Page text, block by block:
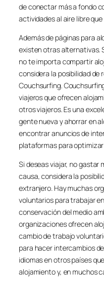
de conectar más a fondo
actividades al aire libre
Además de páginas para
existen otras alternativas.
no te importa compartir
considera la posibilidad de
Couchsurfing.
viajeros que ofrecen
otros viajeros. Es una
gente nueva y ahorrar en
encontrar anuncios de
plataformas para
Si deseas viajar, no gastar
causa, considera la
extranjero. Hay muchas
voluntarios para trabajar
conservación del medio
organizaciones ofrecen
cambio de trabajo
para hacer intercambios
idiomas en otros países
alojamiento y, en muchos